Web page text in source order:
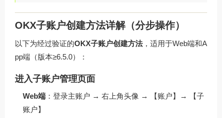
OKX子账户创建方法详解（分步操作）
以下为经过验证的OKX子账户创建方法，适用于Web端和A
pp端（版本≥6.5.0）：
进入子账户管理页面
Web端 ：登录主账户 → 右上角头像 → 【账户】→ 【子
账户】